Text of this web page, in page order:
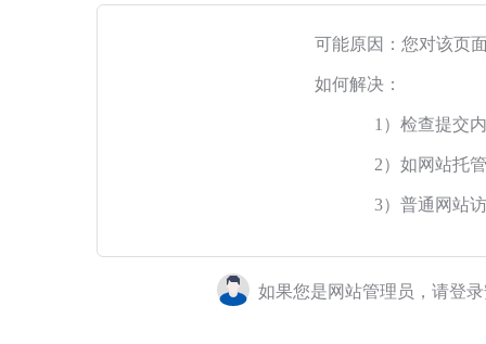
可能原因：您对该页
如何解决：
1）检查提交
2）如网站托
3）普通网站
如果您是网站管理员，请登